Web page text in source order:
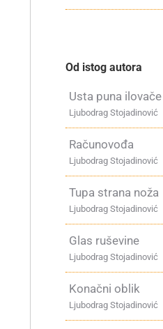
Od istog autora
Usta puna ilovače
Ljubodrag Stojadinović
Računovođa
Ljubodrag Stojadinović
Tupa strana noža
Ljubodrag Stojadinović
Glas ruševine
Ljubodrag Stojadinović
Konačni oblik
Ljubodrag Stojadinović